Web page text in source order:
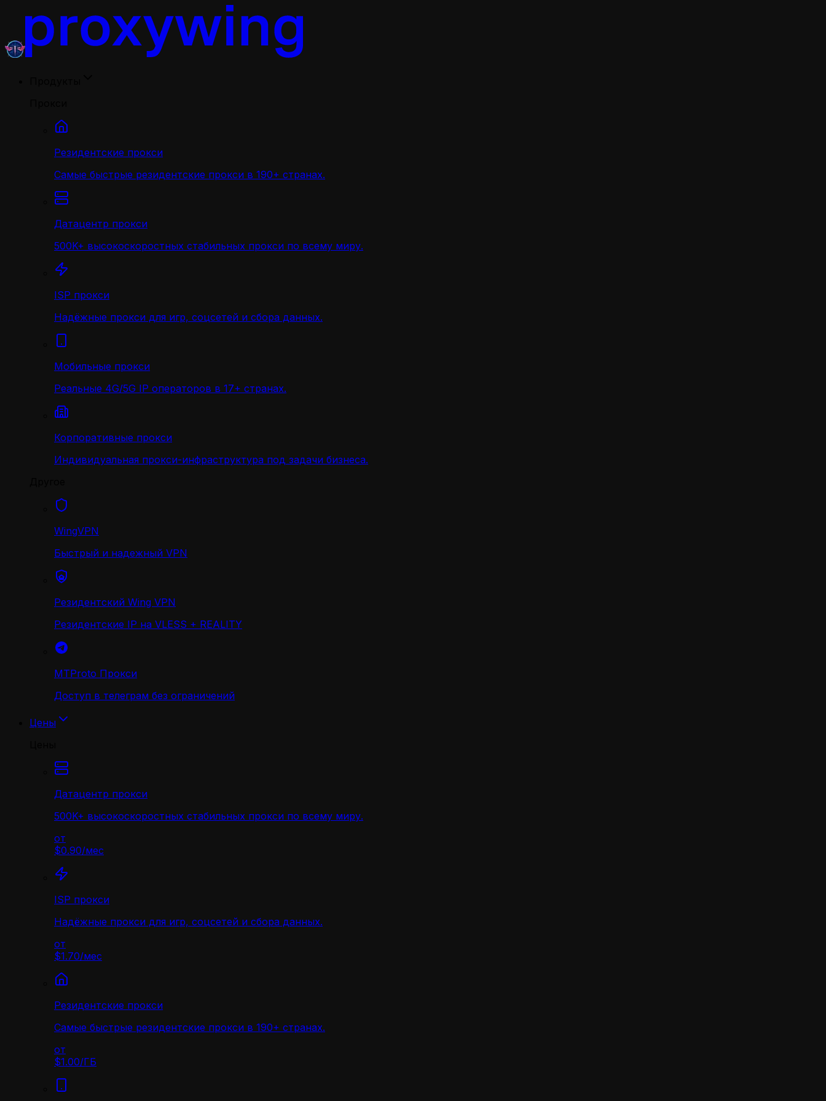
Резидентские прокси
Самые быстрые резидентские прокси в 190+ странах.
Датацентр прокси
500K+ высокоскоростных стабильных прокси по всему миру.
ISP прокси
Надёжные прокси для игр, соцсетей и сбора данных.
Мобильные прокси
Реальные 4G/5G IP операторов в 17+ странах.
Корпоративные прокси
Индивидуальная прокси-инфраструктура под задачи бизнеса.
WingVPN
Быстрый и надежный VPN
Резидентский Wing VPN
Резидентские IP на VLESS + REALITY
MTProto Прокси
Доступ в телеграм без ограничений
Цены
Датацентр прокси
500K+ высокоскоростных стабильных прокси по всему миру.
от
$0.90/мес
ISP прокси
Надёжные прокси для игр, соцсетей и сбора данных.
от
$1.70/мес
Резидентские прокси
Самые быстрые резидентские прокси в 190+ странах.
от
$1.00/ГБ